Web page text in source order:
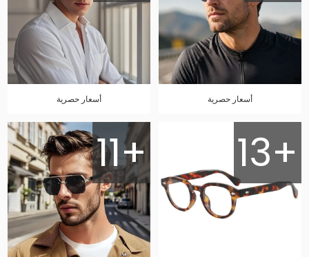
أسعار حصرية أسعار حصرية
13+
11+